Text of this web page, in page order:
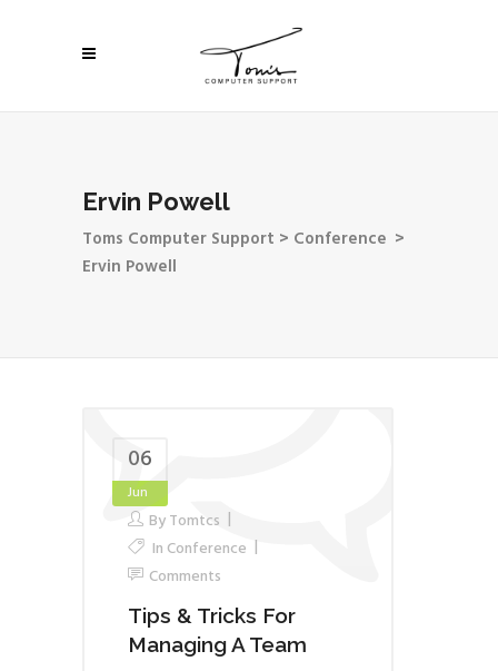
Ervin Powell
Toms Computer Support > Conference >
Ervin Powell
06
Jun
ByTomtcs
In Conference
Comments
Tips & Tricks For
Managing A Team